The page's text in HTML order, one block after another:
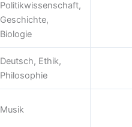
Politikwissenschaft,
Geschichte,
Biologie
Deutsch, Ethik,
Philosophie
Musik